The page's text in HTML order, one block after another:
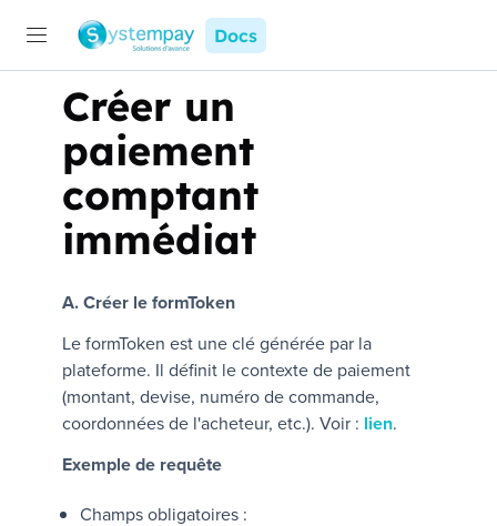
Docs
Créer un
paiement
comptant
immédiat
A. Créer le formToken
LeformToken est une clé générée par la
plateforme. Il définit le contexte de paiement
(montant, devise, numéro de commande,
coordonnées de l'acheteur, etc.). Voir : lien.
Exemple de requête
Champs obligatoires :